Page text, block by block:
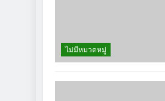
ไม่มีหมวดหมู่